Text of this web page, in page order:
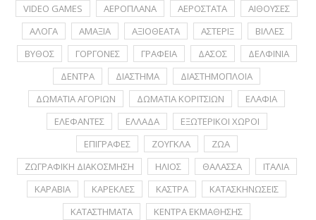
VIDEO GAMES
ΑΕΡΟΠΛΑΝΑ ΑΕΡΟΣΤΑΤΑ
ΑΙΘΟΥΣΕΣ
ΑΛΟΓΑ
ΑΜΑΞΙΑ ΑΞΙΟΘΕΑΤΑ ΑΣΤΕΡΙΞ
ΒΙΛΛΕΣ
ΒΥΘΟΣ
ΓΟΡΓΟΝΕΣ ΓΡΑΦΕΙΑ ΔΑΣΟΣ
ΔΕΛΦΙΝΙΑ
ΔΕΝΤΡΑ
ΔΙΑΣΤΗΜΑ
ΔΙΑΣΤΗΜΟΠΛΟΙΑ
ΔΩΜΑΤΙΑ ΑΓΟΡΙΩΝ
ΔΩΜΑΤΙΑ ΚΟΡΙΤΣΙΩΝ
ΕΛΑΦΙΑ
ΕΛΕΦΑΝΤΕΣ
ΕΛΛΑΔΑ
ΕΞΩΤΕΡΙΚΟΙ ΧΩΡΟΙ
ΕΠΙΓΡΑΦΕΣ
ΖΟΥΓΚΛΑ
ΖΩΑ
ΖΩΓΡΑΦΙΚΗ ΔΙΑΚΟΣΜΗΣΗ
ΗΛΙΟΣ ΘΑΛΑΣΣΑ
ΙΤΑΛΙΑ
ΚΑΡΑΒΙΑ
ΚΑΡΕΚΛΕΣ ΚΑΣΤΡΑ
ΚΑΤΑΣΚΗΝΩΣΕΙΣ
ΚΑΤΑΣΤΗΜΑΤΑ
ΚΕΝΤΡΑ ΕΚΜΑΘΗΣΗΣ